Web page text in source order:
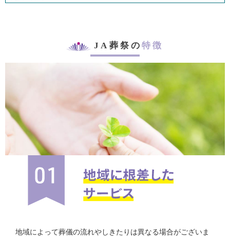
JA葬祭の特徴
地域によって葬儀の流れやしきたりは異なる場合がございま